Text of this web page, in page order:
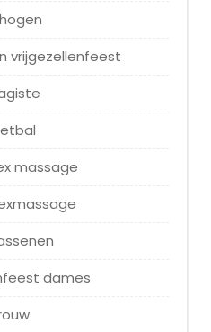
vrijgezellenfeest
massage
dames